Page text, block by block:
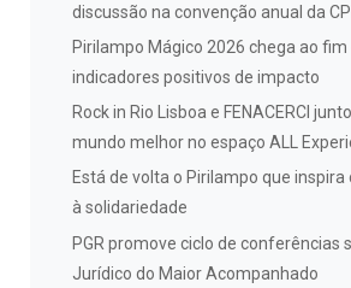
discussão na convenção anual da
Pirilampo Mágico 2026 chega ao fim
indicadores positivos de impacto
Rock in Rio Lisboa e FENACERCI
mundo melhor no espaço ALL
Está de volta o Pirilampo que
à solidariedade
PGR promove ciclo de conferências
Jurídico do Maior Acompanhado